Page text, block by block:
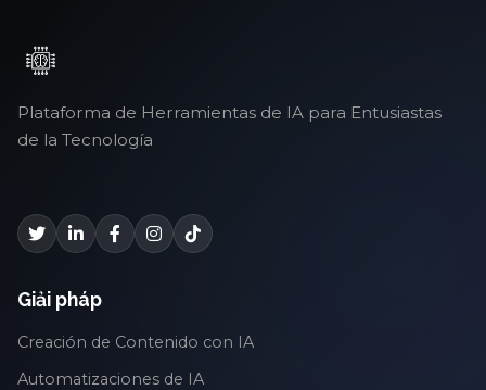
Plataforma de Herramientas de IA para Entusiastas
de la Tecnología
Giải pháp
Creación de Contenido con IA
Automatizaciones de IA